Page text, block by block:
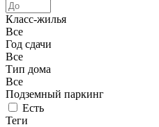
Класс-жилья
Все
Год сдачи
Все
Тип дома
Все
Подземный паркинг
Есть
Теги